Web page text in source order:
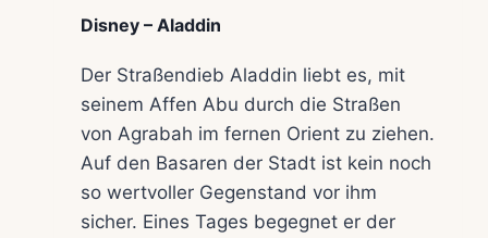
Disney – Aladdin
Der Straßendieb Aladdin liebt es, mit
seinem Affen Abu durch die Straßen
von Agrabah im fernen Orient zu ziehen.
Auf den Basaren der Stadt ist kein noch
so wertvoller Gegenstand vor ihm
sicher. Eines Tages begegnet er der